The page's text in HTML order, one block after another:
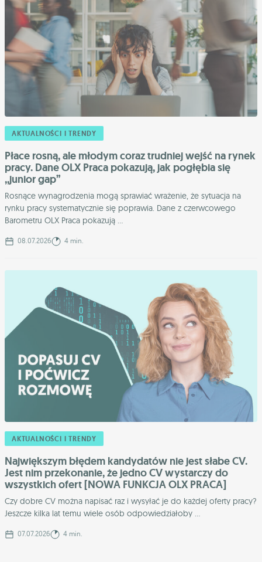
AKTUALNOŚCI I TRENDY
Płace rosną, ale młodym coraz trudniej wejść na rynek
pracy. Dane OLX Praca pokazują, jak pogłębia się
,,junior gap”
Rosnące wynagrodzenia mogą sprawiać wrażenie, że sytuacja na
rynku pracy systematycznie się poprawia. Dane z czerwcowego
Barometru OLX Praca pokazują ...
08.07.2026 4 min.
AKTUALNOŚCI I TRENDY
Największym błędem kandydatów nie jest słabe CV.
Jest nim przekonanie, że jedno CV wystarczy do
wszystkich ofert [NOWA FUNKCJA OLX PRACA]
Czy dobre CV można napisać raz i wysyłać je do każdej oferty pracy?
Jeszcze kilka lat temu wiele osób odpowiedziałoby ...
07.07.2026 4 min.